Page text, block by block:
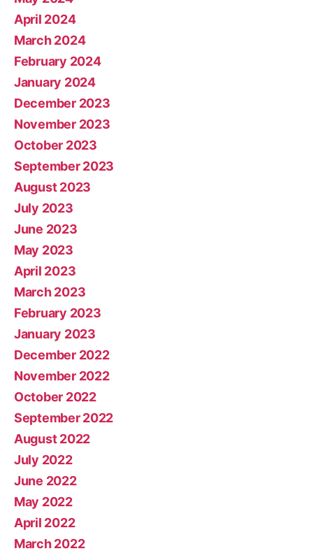
April 2024
March 2024
February 2024
January 2024
December 2023
November 2023
October 2023
September 2023
August 2023
July 2023
June 2023
May 2023
April 2023
March 2023
February 2023
January 2023
December 2022
November 2022
October 2022
September 2022
August 2022
July 2022
June 2022
May 2022
April 2022
March 2022